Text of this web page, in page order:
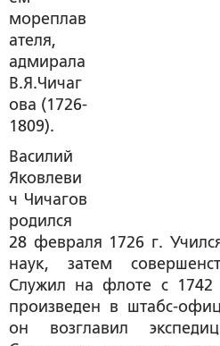
мореплав
ателя,
адмирала
В.Я.Чичаг
ова (1726-
1809).
Василий
Яковлеви
ч Чичагов
родился
28 февраля 1726 г.
наук, затем
Служил на флоте с 1742
произведен в штабс-
он возглавил